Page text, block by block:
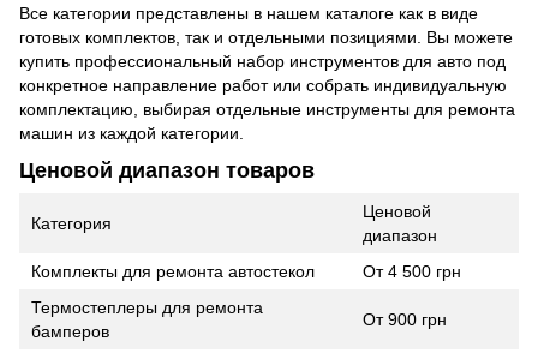
Все категории представлены в нашем каталоге как в виде
готовых комплектов, так и отдельными позициями. Вы можете
купить профессиональный набор инструментов для авто под
конкретное направление работ или собрать индивидуальную
комплектацию, выбирая отдельные инструменты для ремонта
машин из каждой категории.
Ценовой диапазон товаров
Категория
Ценовой
диапазон
Комплекты для ремонта автостекол
От 4 500 грн
Термостеплеры для ремонта
бамперов
От 900 грн